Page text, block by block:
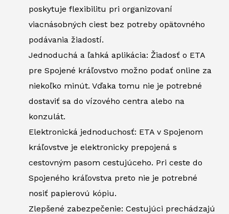
poskytuje flexibilitu pri organizovaní
viacnásobných ciest bez potreby opätovného
podávania žiadostí.
Jednoduchá a ľahká aplikácia: Žiadosť o ETA
pre Spojené kráľovstvo možno podať online za
niekoľko minút. Vďaka tomu nie je potrebné
dostaviť sa do vízového centra alebo na
konzulát.
Elektronická jednoduchosť: ETA v Spojenom
kráľovstve je elektronicky prepojená s
cestovným pasom cestujúceho. Pri ceste do
Spojeného kráľovstva preto nie je potrebné
nosiť papierovú kópiu.
Zlepšené zabezpečenie: Cestujúci prechádzajú